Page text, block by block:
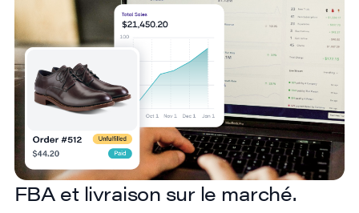
FBA et livraison sur le marché.